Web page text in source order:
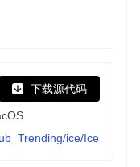
下载源代码
ice/Ice